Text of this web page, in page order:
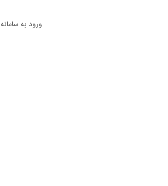
ورود به سامانه